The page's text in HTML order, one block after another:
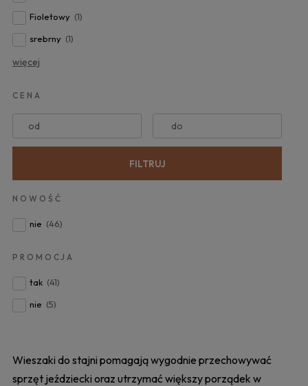
Fioletowy (1)
srebrny (1)
więcej
CENA
od do
FILTRUJ
NOWOŚĆ
nie (46)
PROMOCJA
tak (41)
nie (5)
Wieszaki do stajni pomagają wygodnie przechowywać
sprzęt jeździecki oraz utrzymać większy porządek w